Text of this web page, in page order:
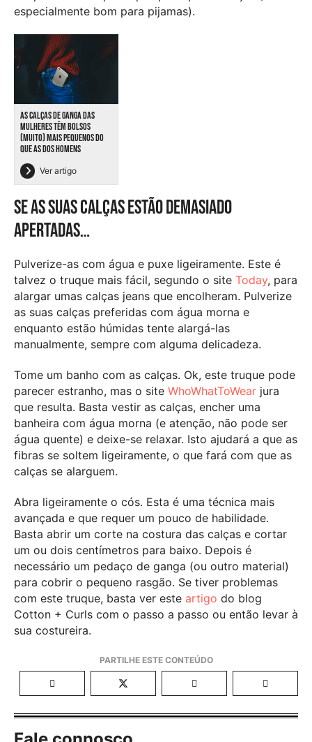
especialmente bom para pijamas).
AS CALÇAS DE GANGA DAS
MULHERES TÊM BOLSOS
(MUITO) MAIS PEQUENOS DO
QUE AS DOS HOMENS
Ver artigo
Se as suas calças estão demasiado
apertadas…
Pulverize-as com água e puxe ligeiramente. Este é
talvez o truque mais fácil, segundo o site Today, para
alargar umas calças jeans que encolheram. Pulverize
as suas calças preferidas com água morna e
enquanto estão húmidas tente alargá-las
manualmente, sempre com alguma delicadeza.
Tome um banho com as calças. Ok, este truque pode
parecer estranho, mas o site WhoWhatToWear jura
que resulta. Basta vestir as calças, encher uma
banheira com água morna (e atenção, não pode ser
água quente) e deixe-se relaxar. Isto ajudará a que as
fibras se soltem ligeiramente, o que fará com que as
calças se alarguem.
Abra ligeiramente o cós. Esta é uma técnica mais
avançada e que requer um pouco de habilidade.
Basta abrir um corte na costura das calças e cortar
um ou dois centímetros para baixo. Depois é
necessário um pedaço de ganga (ou outro material)
para cobrir o pequeno rasgão. Se tiver problemas
com este truque, basta ver este artigo do blog
Cotton + Curls com o passo a passo ou então levar à
sua costureira.